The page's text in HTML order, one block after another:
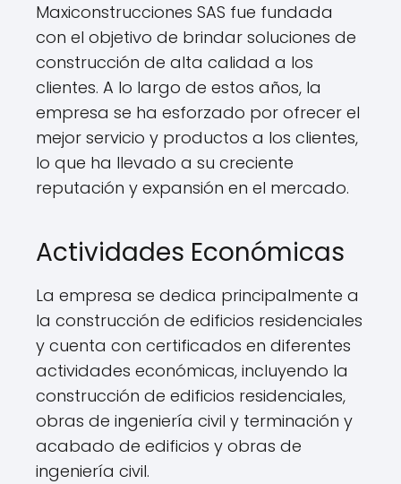
Maxiconstrucciones SAS fue fundada
con el objetivo de brindar soluciones de
construcción de alta calidad a los
clientes. A lo largo de estos años, la
empresa se ha esforzado por ofrecer el
mejor servicio y productos a los clientes,
lo que ha llevado a su creciente
reputación y expansión en el mercado.
Actividades Económicas
La empresa se dedica principalmente a
la construcción de edificios residenciales
y cuenta con certificados en diferentes
actividades económicas, incluyendo la
construcción de edificios residenciales,
obras de ingeniería civil y terminación y
acabado de edificios y obras de
ingeniería civil.